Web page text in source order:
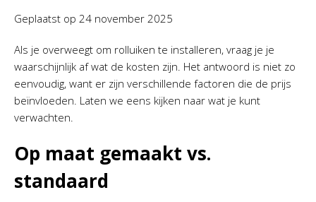
Geplaatst op 24 november 2025
Als je overweegt om rolluiken te installeren, vraag je je
waarschijnlijk af wat de kosten zijn. Het antwoord is niet zo
eenvoudig, want er zijn verschillende factoren die de prijs
beïnvloeden. Laten we eens kijken naar wat je kunt
verwachten.
Op maat gemaakt vs.
standaard